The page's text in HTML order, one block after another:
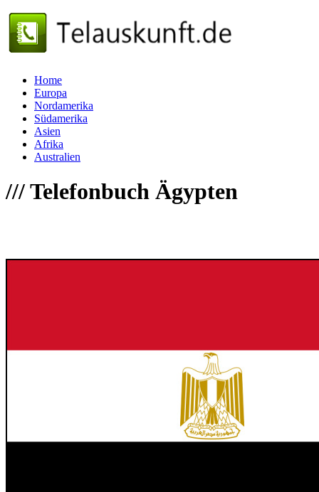
Home
Europa
Nordamerika
Südamerika
Asien
Afrika
Australien
///Telefonbuch Ägypten